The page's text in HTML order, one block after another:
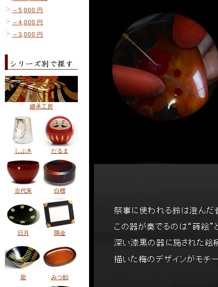
～5,000 円
～4,000 円
～3,000 円
継承工房
しぶき だるま
古代朱 白檀
日月 隅金
龍 みつ飴